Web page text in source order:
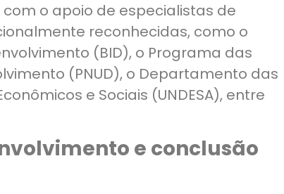
o apoio de especialistas de
reconhecidas, como o
(BID), o Programa das
(PNUD), o Departamento das
e Sociais (UNDESA), entre
e conclusão